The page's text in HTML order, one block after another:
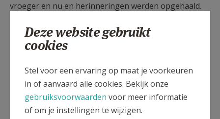
vroeger en nu en herinneringen werden opgehaald.
en ontmoeting. We zagen dat vele oud-leerlingen
deugddoende herinneringen aan hun tijd op ons
Zr Ann Meyvisch
Deze website gebruikt
cookies
Stel voor een ervaring op maat je voorkeuren
in of aanvaard alle cookies. Bekijk onze
gebruiksvoorwaarden voor meer informatie
of om je instellingen te wijzigen.